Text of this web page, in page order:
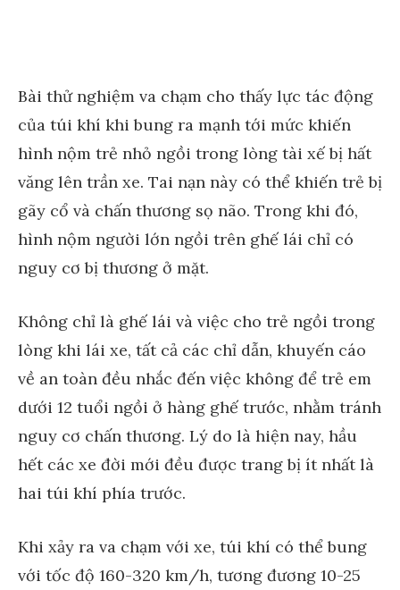
Bài thử nghiệm va chạm cho thấy lực tác động
của túi khí khi bung ra mạnh tới mức khiến
hình nộm trẻ nhỏ ngồi trong lòng tài xế bị hất
văng lên trần xe. Tai nạn này có thể khiến trẻ bị
gãy cổ và chấn thương sọ não. Trong khi đó,
hình nộm người lớn ngồi trên ghế lái chỉ có
nguy cơ bị thương ở mặt.
Không chỉ là ghế lái và việc cho trẻ ngồi trong
lòng khi lái xe, tất cả các chỉ dẫn, khuyến cáo
về an toàn đều nhắc đến việc không để trẻ em
dưới 12 tuổi ngồi ở hàng ghế trước, nhằm tránh
nguy cơ chấn thương. Lý do là hiện nay, hầu
hết các xe đời mới đều được trang bị ít nhất là
hai túi khí phía trước.
Khi xảy ra va chạm với xe, túi khí có thể bung
với tốc độ 160-320 km/h, tương đương 10-25